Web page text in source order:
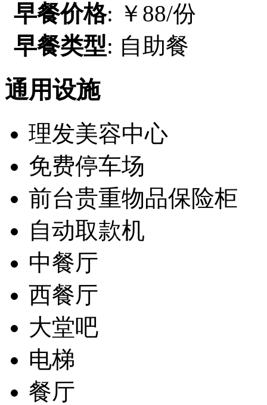
早餐价格: ￥88/份
早餐类型: 自助餐
通用设施
理发美容中心
免费停车场
前台贵重物品保险柜
自动取款机
中餐厅
西餐厅
大堂吧
电梯
餐厅